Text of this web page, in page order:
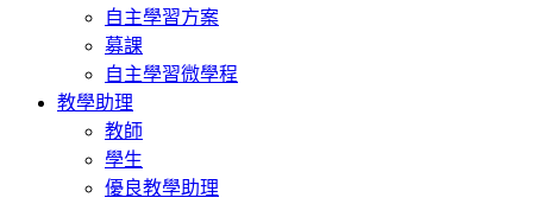
自主學習方案
募課
自主學習微學程
教學助理
教師
學生
優良教學助理